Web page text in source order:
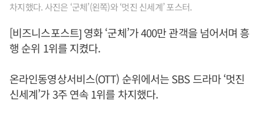
차지했다. 사진은 ‘군체’(왼쪽)와 ‘멋진 신세계’ 포스터.
[비즈니스포스트] 영화 ‘군체’가 400만 관객을 넘어서며 흥
행 순위 1위를 지켰다.
온라인동영상서비스(OTT) 순위에서는 SBS 드라마 ‘멋진
신세계’가 3주 연속 1위를 차지했다.